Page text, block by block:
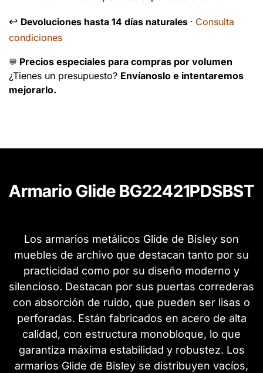
↩️ Devoluciones hasta 14 días naturales · Consulta
condiciones
💬 Precios especiales para compras por volumen
¿Tienes un presupuesto? Envíanoslo e intentaremos
mejorarlo.
Armario Glide BG22421PDSBST
Los armarios metálicos Glide de Bisley son
muebles de archivo que destacan tanto por su
practicidad como por su diseño moderno y
silencioso. Destacan por sus puertas correderas
con absorción de ruido, que pueden ser lisas o
perforadas. Están fabricados en acero de alta
calidad, con estructura monobloque, lo que
garantiza máxima estabilidad y robustez. Los
armarios Glide de Bisley se distribuyen vacíos,